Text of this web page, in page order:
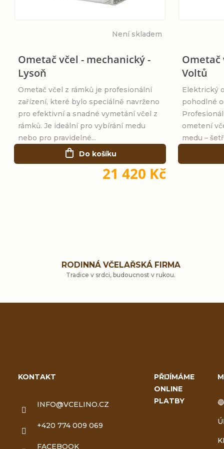
d
u
k
t
r
o
d
u
k
Ometač včel - mechanický -
Lysoň
Není skladem
21 420 Kč
Do košíku
Ometač včel z rámků je profesionální
zařízení, které bylo speciálně navrženo
pro efektivní a snadné vymetání včel z
rámků. Je ideální pro vybírání medu
nebo pro pravidelné...
Ometač
Voltů
Elektrický
pohodlné
ometení
medu –
RODINNÁ VČELAŘSKÁ FIRMA
Tradice v srdci, budoucnost v rukou.
KONTAKT
INFO@VCELINO.CZ
+420 774 009 069
FACEBOOK
PŘIJÍMÁME
ONLINE
PLATBY